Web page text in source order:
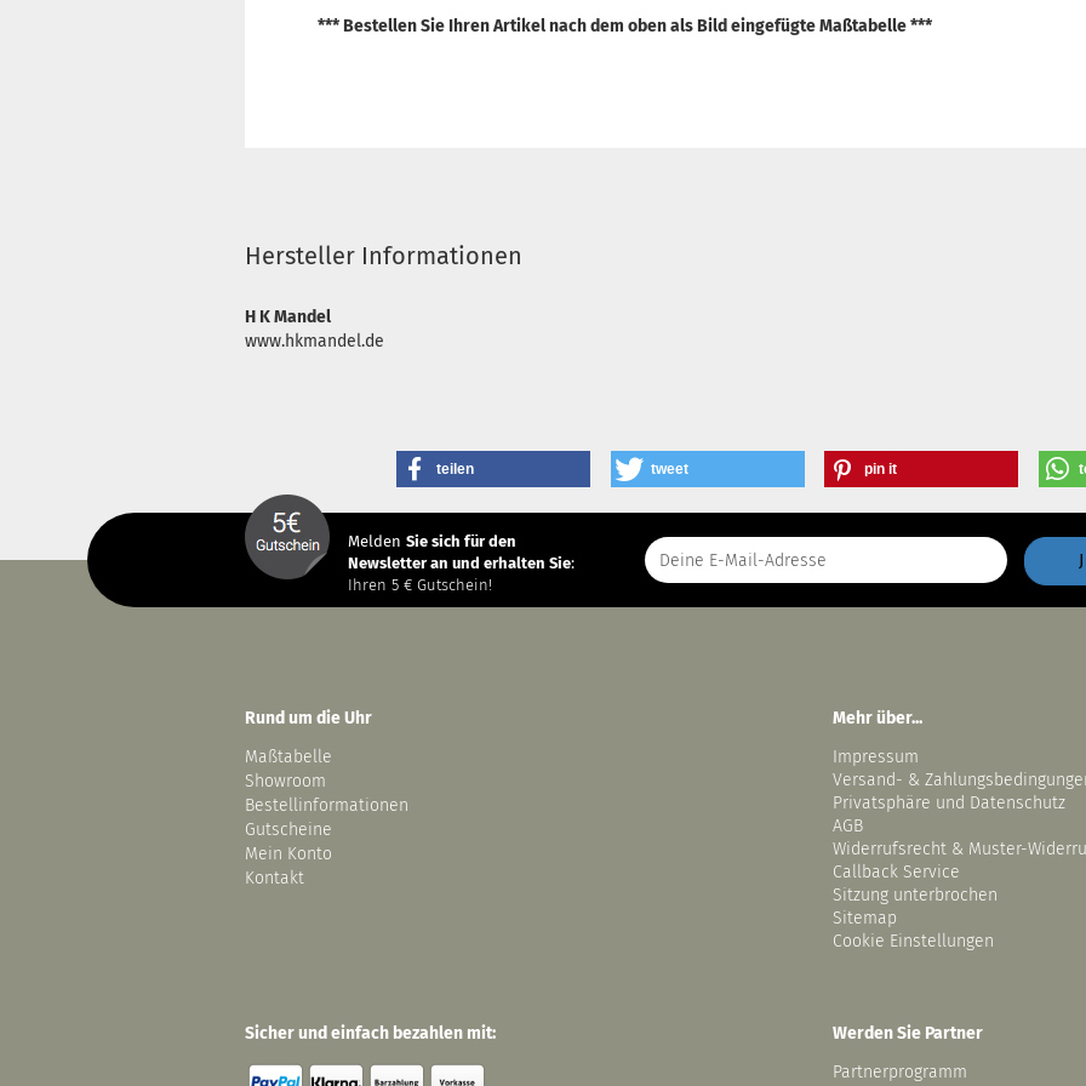
*** Bestellen Sie Ihren Artikel nach dem oben als Bild eingefügte Maßtabelle ***
Hersteller Informationen
H K Mandel
www.hkmandel.de
teilen tweet pin it
Melden Sie sich für den
Newsletter an und erhalten Sie:
Ihren 5 € Gutschein!
Rund um die Uhr
Maßtabelle
Showroom
Bestellinformationen
Gutscheine
Mein Konto
Kontakt
Mehr über...
Impressum
Versand- &
Privatsphäre und Datenschutz
AGB
Widerrufsrecht & Muster-
Callback Service
Sitzung unterbrochen
Sitemap
Cookie Einstellungen
Sicher und einfach bezahlen mit:
Werden Sie Partner
Partnerprogramm